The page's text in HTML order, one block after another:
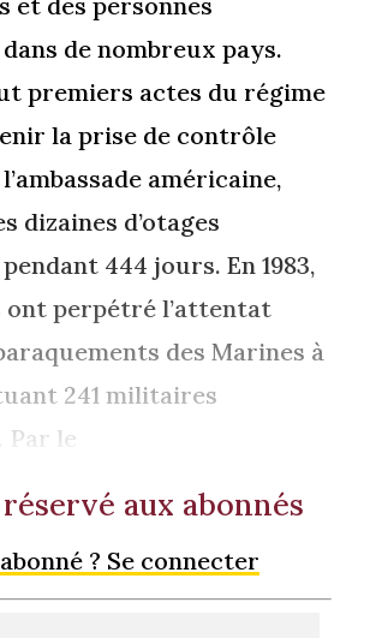
de nombreux pays.
premiers actes du régime
la prise de contrôle
américaine,
dizaines d’otages
444 jours. En 1983,
ont perpétré l’attentat
des Marines à
241 militaires
Par le
aux abonnés
? Se connecter